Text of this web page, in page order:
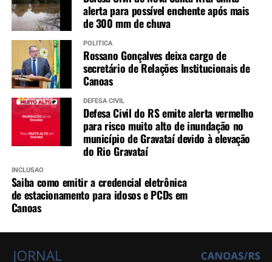
alerta para possível enchente após mais
de 300 mm de chuva
POLÍTICA
Rossano Gonçalves deixa cargo de
secretário de Relações Institucionais de
Canoas
DEFESA CIVIL
Defesa Civil do RS emite alerta vermelho
para risco muito alto de inundação no
município de Gravataí devido à elevação
do Rio Gravataí
INCLUSÃO
Saiba como emitir a credencial eletrônica
de estacionamento para idosos e PCDs em
Canoas